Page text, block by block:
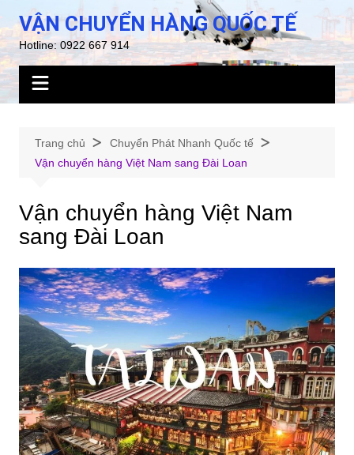
Chuyển
đến
phần
nội
dung
VẬN CHUYỂN HÀNG QUỐC TẾ
Hotline: 0922 667 914
Trang chủ
Chuyển Phát Nhanh Quốc tế
Vận chuyển hàng Việt Nam sang Đài Loan
Vận chuyển hàng Việt Nam
sang Đài Loan